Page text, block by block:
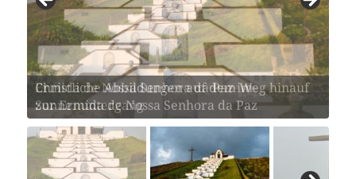
Ermida de Nossa Senhora da Paz im
Sonnenuntergang